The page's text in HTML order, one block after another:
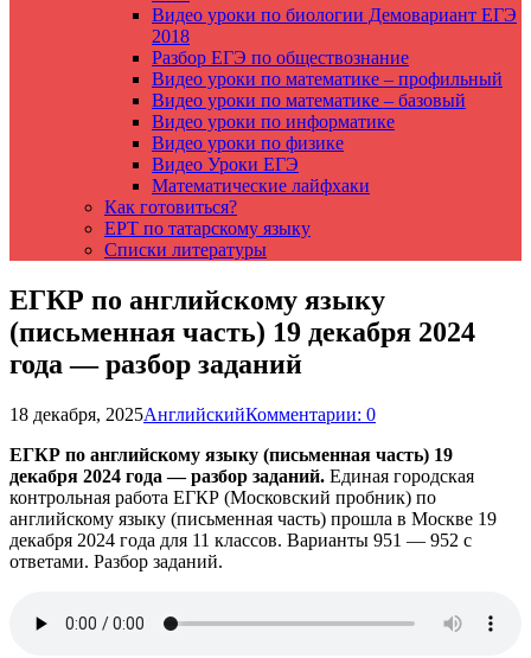
Видео уроки по биологии Демовариант ЕГЭ
2018
Разбор ЕГЭ по обществознание
Видео уроки по математике – профильный
Видео уроки по математике – базовый
Видео уроки по информатике
Видео уроки по физике
Видео Уроки ЕГЭ
Математические лайфхаки
Как готовиться?
ЕРТ по татарскому языку
Списки литературы
ЕГКР по английскому языку
(письменная часть) 19 декабря 2024
года — разбор заданий
18 декабря, 2025АнглийскийКомментарии: 0
ЕГКР по английскому языку (письменная часть) 19
декабря 2024 года — разбор заданий. Единая городская
контрольная работа ЕГКР (Московский пробник) по
английскому языку (письменная часть) прошла в Москве 19
декабря 2024 года для 11 классов. Варианты 951 — 952 с
ответами. Разбор заданий.